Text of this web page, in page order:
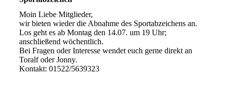
Moin Liebe Mitglieder,
wir bieten wieder die Abnahme des Sportabzeichens an.
Los geht es ab Montag den 14.07. um 19 Uhr;
anschließend wöchentlich.
Bei Fragen oder Interesse wendet euch gerne direkt an
Toralf oder Jonny.
Kontakt: 01522/5639323